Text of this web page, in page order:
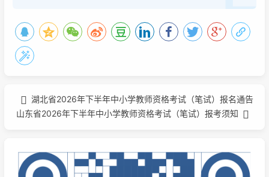
湖北省2026年下半年中小学教师资格考试（笔试）报名通告
山东省2026年下半年中小学教师资格考试（笔试）报考须知